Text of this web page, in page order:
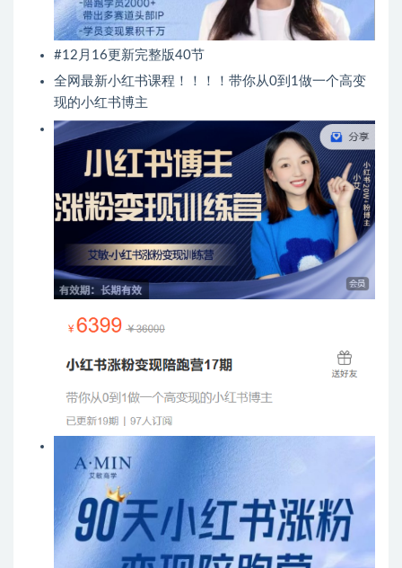
#12月16更新完整版40节
全网最新小红书课程！！！！带你从0到1做一个高变
现的小红书博主